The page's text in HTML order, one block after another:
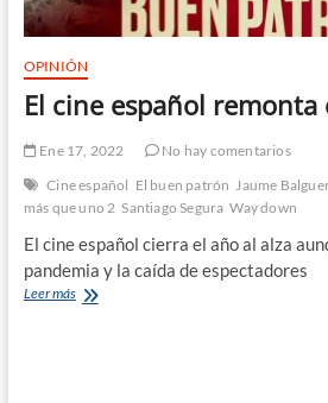
OPINIÓN
El cine español
Ene 17, 2022
No hay comentarios
Cine español El buen patrón Jaume
más que uno 2 Santiago Segura Way down
El cine español cierra el año al alza
pandemia y la caída de espectadores
Leer másEl